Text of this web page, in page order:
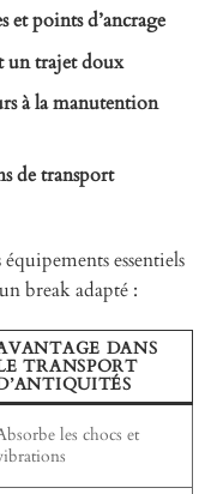
et points d’ancrage
un trajet doux
à la manutention
de transport
essentiels
break adapté :
DANS
TRANSPORT
les chocs et